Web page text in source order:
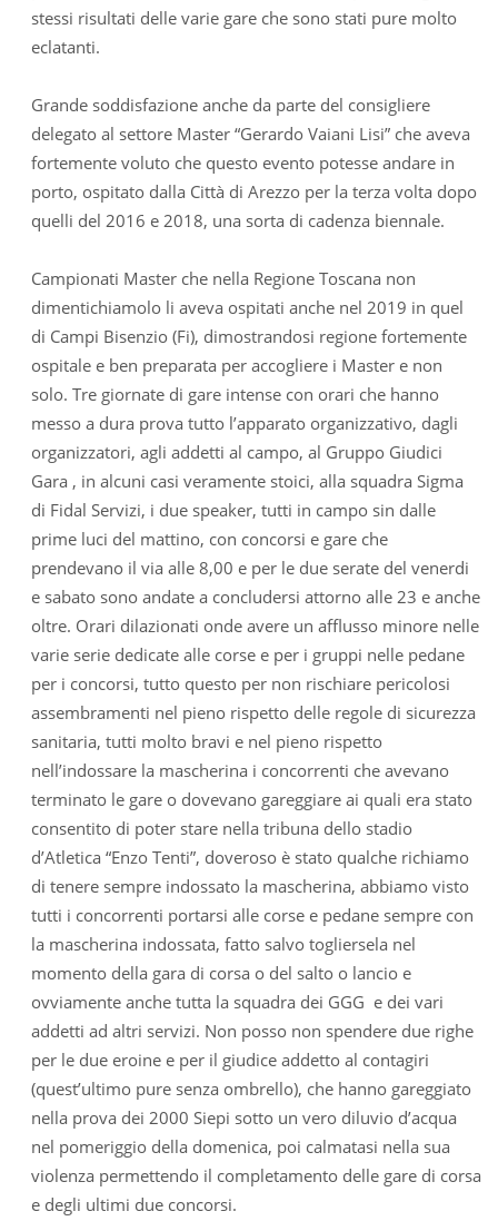
stessi risultati delle varie gare che sono stati pure molto
eclatanti.
Grande soddisfazione anche da parte del consigliere
delegato al settore Master “Gerardo Vaiani Lisi” che aveva
fortemente voluto che questo evento potesse andare in
porto, ospitato dalla Città di Arezzo per la terza volta dopo
quelli del 2016 e 2018, una sorta di cadenza biennale.
Campionati Master che nella Regione Toscana non
dimentichiamolo li aveva ospitati anche nel 2019 in quel
di Campi Bisenzio (Fi), dimostrandosi regione fortemente
ospitale e ben preparata per accogliere i Master e non
solo. Tre giornate di gare intense con orari che hanno
messo a dura prova tutto l’apparato organizzativo, dagli
organizzatori, agli addetti al campo, al Gruppo Giudici
Gara , in alcuni casi veramente stoici, alla squadra Sigma
di Fidal Servizi, i due speaker, tutti in campo sin dalle
prime luci del mattino, con concorsi e gare che
prendevano il via alle 8,00 e per le due serate del venerdi
e sabato sono andate a concludersi attorno alle 23 e anche
oltre. Orari dilazionati onde avere un afflusso minore nelle
varie serie dedicate alle corse e per i gruppi nelle pedane
per i concorsi, tutto questo per non rischiare pericolosi
assembramenti nel pieno rispetto delle regole di sicurezza
sanitaria, tutti molto bravi e nel pieno rispetto
nell’indossare la mascherina i concorrenti che avevano
terminato le gare o dovevano gareggiare ai quali era stato
consentito di poter stare nella tribuna dello stadio
d’Atletica “Enzo Tenti”, doveroso è stato qualche richiamo
di tenere sempre indossato la mascherina, abbiamo visto
tutti i concorrenti portarsi alle corse e pedane sempre con
la mascherina indossata, fatto salvo togliersela nel
momento della gara di corsa o del salto o lancio e
ovviamente anche tutta la squadra dei GGG e dei vari
addetti ad altri servizi. Non posso non spendere due righe
per le due eroine e per il giudice addetto al contagiri
(quest’ultimo pure senza ombrello), che hanno gareggiato
nella prova dei 2000 Siepi sotto un vero diluvio d’acqua
nel pomeriggio della domenica, poi calmatasi nella sua
violenza permettendo il completamento delle gare di corsa
e degli ultimi due concorsi.